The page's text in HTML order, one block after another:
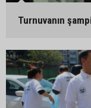
Turnuvanın